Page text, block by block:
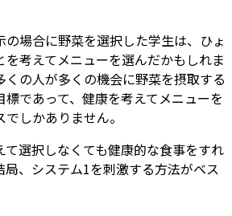
場合に野菜を選択した学生は、ひょ
を考えてメニューを選んだかもしれま
の人が多くの機会に野菜を摂取する
であって、健康を考えてメニューを
しかありません。
て選択しなくても健康的な食事をすれ
局、システム1を刺激する方法がベス